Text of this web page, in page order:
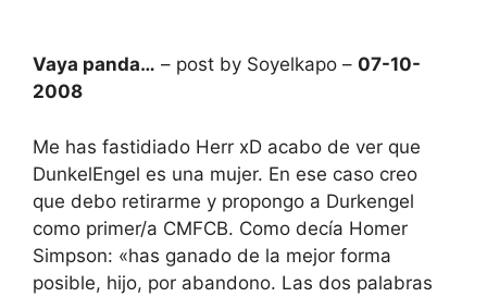
Vaya panda… – post by Soyelkapo – 07-10-
2008
Me has fastidiado Herr xD acabo de ver que
DunkelEngel es una mujer. En ese caso creo
que debo retirarme y propongo a Durkengel
como primer/a CMFCB. Como decía Homer
Simpson: «has ganado de la mejor forma
posible, hijo, por abandono. Las dos palabras